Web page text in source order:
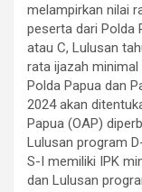
melampirkan nilai
peserta dari Polda
atau C, Lulusan
rata ijazah minimal
Polda Papua dan
2024 akan
Papua (OAP)
Lulusan program
S-I memiliki IPK
dan Lulusan